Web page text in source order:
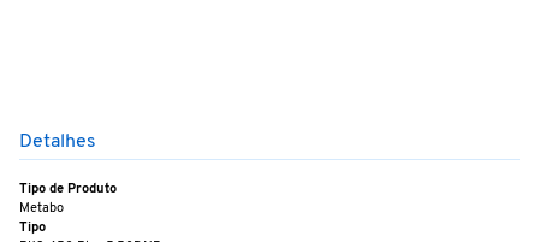
Detalhes
Tipo de Produto
Metabo
Tipo